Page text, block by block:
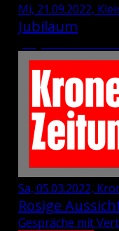
Mi, 21.09.2022,
Jubiläum
Sa, 05.03.2022,
Rosige
Gespräche mit